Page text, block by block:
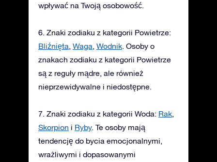
wpływać na Twoją osobowość.
6. Znaki zodiaku z kategorii Powietrze:
Bliźnięta, Waga, Wodnik. Osoby o
znakach zodiaku z kategorii Powietrze
są z reguły mądre, ale również
nieprzewidywalne i niedostępne.
7. Znaki zodiaku z kategorii Woda: Rak,
Skorpion i Ryby. Te osoby mają
tendencję do bycia emocjonalnymi,
wrażliwymi i dopasowanymi